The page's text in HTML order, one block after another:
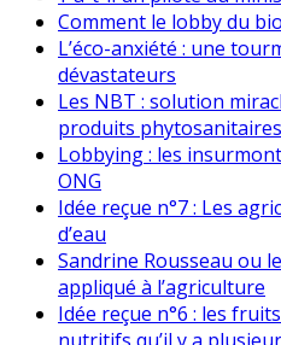
Comment le lobby du
L’éco-anxiété : une
dévastateurs
Les NBT : solution
produits
Lobbying : les
ONG
Idée reçue n°7 : Les
d’eau
Sandrine Rousseau ou
appliqué à l’agriculture
Idée reçue n°6 : les